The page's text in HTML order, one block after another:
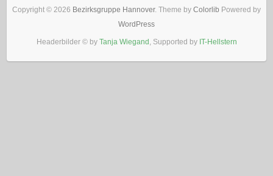
Copyright © 2026 Bezirksgruppe Hannover. Theme by Colorlib Powered by
WordPress
Headerbilder © by Tanja Wiegand , Supported by IT-Hellstern